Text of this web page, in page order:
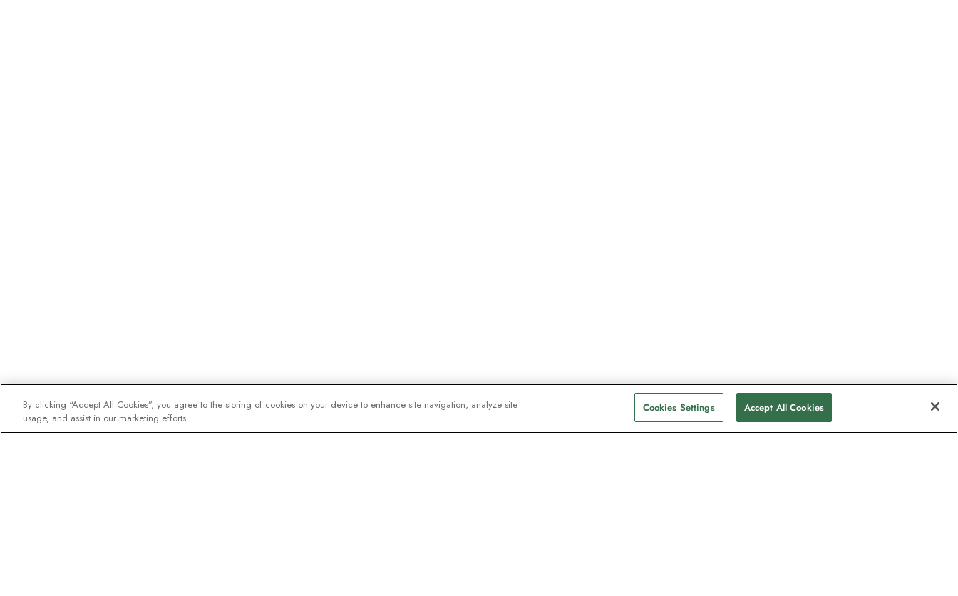
By clicking “Accept All Cookies”, you agree to the storing of cookies on your device to enhance site navigation, analyze site
usage, and assist in our marketing efforts.
Cookies Settings Accept All Cookies